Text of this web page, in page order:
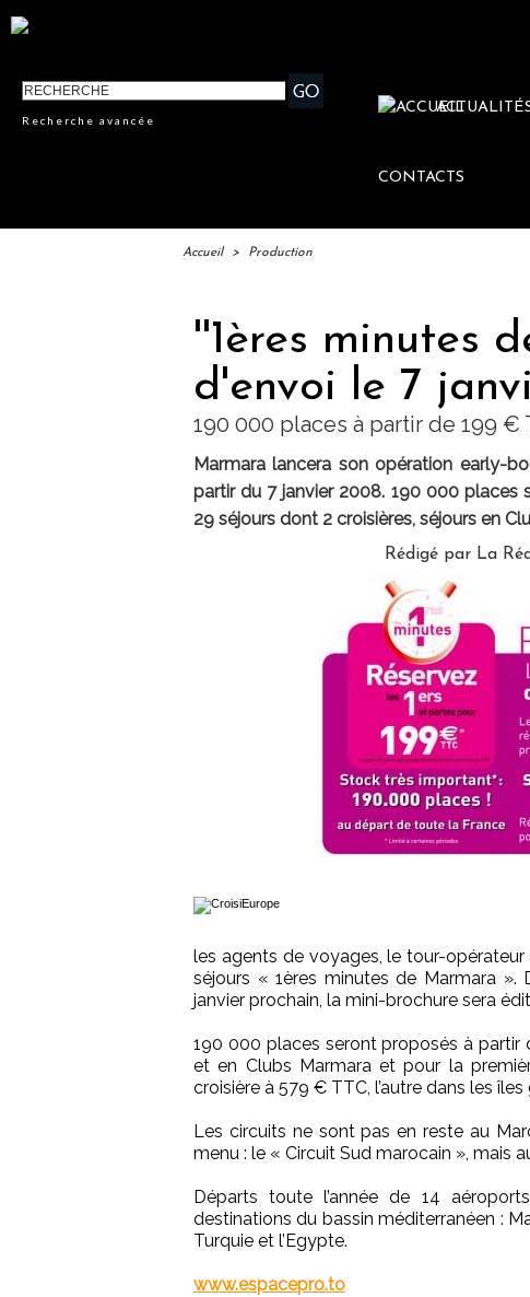
Recherche avancée
CONTACTS
Accueil > Production
''1ères minutes
d'envoi le 7
190 000 places à partir de 199 €
Marmara lancera son opération early-
partir du 7 janvier 2008. 190 000 places
29 séjours dont 2 croisières, séjours en
Rédigé par La
les agents de voyages, le tour-
séjours « 1ères minutes de Marmara
janvier prochain, la mini-brochure sera
190 000 places seront proposés à partir
et en Clubs Marmara et pour la
croisière à 579 € TTC, l’autre dans les
Les circuits ne sont pas en reste au
menu : le « Circuit Sud marocain », mais
Départs toute l’année de 14
destinations du bassin méditerranéen :
Turquie et l’Egypte.
www.espacepro.to